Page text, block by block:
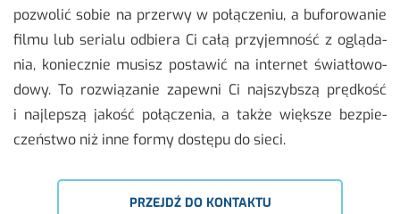
po­zwo­lić sobie na prze­rwy w po­łą­cze­niu, a bu­fo­ro­wa­nie
filmu lub se­ria­lu od­bie­ra Ci całą przy­jem­ność z oglą­da­
nia, ko­niecz­nie mu­sisz po­sta­wić na in­ter­net świa­tło­wo­
do­wy. To roz­wią­za­nie za­pew­ni Ci naj­szyb­szą pręd­kość
i naj­lep­szą ja­kość po­łą­cze­nia, a także więk­sze bez­pie­
czeń­stwo niż inne formy do­stę­pu do sieci.
PRZEJDŹ DO KONTAKTU